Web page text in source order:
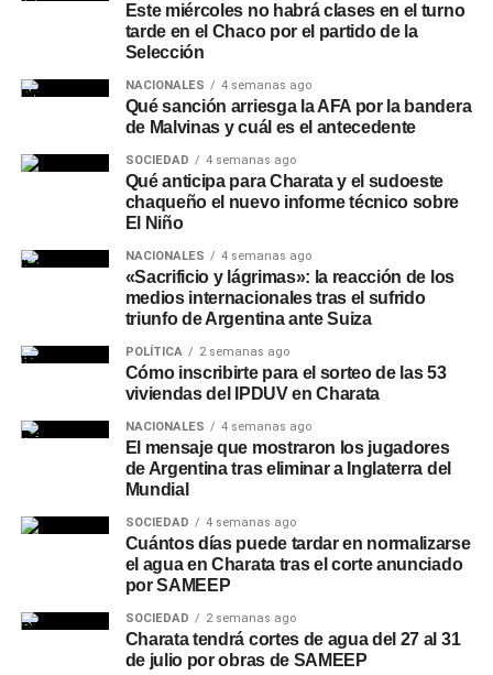
como ocurrió el 6 de marzo— los gremios chaqueños se
suman a la medida, y el argumento central de ese paro
restitución del FONID. Ese fondo representaba entre el
ocho y el quince por ciento del salario docente según la
especialmente en los distritos del norte, donde los
salarios base son más bajos y cualquier recorte sobre los
componentes complementarios agrava de manera
significativa el poder adquisitivo de los maestros. Para un
docente chaqueño con básico de inicio de carrera, la
pérdida del FONID no es un dato técnico: es plata que
falta todos los meses.
La salida de Baradel de SUTEBA no cambia esa
ecuación. Pero sí modifica el perfil del interlocutor que el
sindicalismo docente tendrá en la mesa de negociación
con el gobierno bonaerense y, por extensión, en la
CTERA. Torre deberá demostrar si puede mantener el
dos décadas, en un momento en que la conflictividad
salarial docente está lejos de estar resuelta y en que el
ciclo político que viene —el electoral de 2027— pone al
sindicalismo en un lugar central de la disputa por la
conducción del peronismo.
Este miércoles no habrá clases en el turno
tarde en el Chaco por el partido de la
Selección
NACIONALES 4 semanas ago
Qué sanción arriesga la AFA por la bandera
de Malvinas y cuál es el antecedente
SOCIEDAD 4 semanas ago
Qué anticipa para Charata y el sudoeste
chaqueño el nuevo informe técnico sobre
El Niño
NACIONALES 4 semanas ago
«Sacrificio y lágrimas»: la reacción de los
medios internacionales tras el sufrido
triunfo de Argentina ante Suiza
POLÍTICA 2 semanas ago
Cómo inscribirte para el sorteo de las 53
viviendas del IPDUV en Charata
NACIONALES 4 semanas ago
El mensaje que mostraron los jugadores
de Argentina tras eliminar a Inglaterra del
Mundial
SOCIEDAD 4 semanas ago
Cuántos días puede tardar en normalizarse
el agua en Charata tras el corte anunciado
por SAMEEP
SOCIEDAD 2 semanas ago
Charata tendrá cortes de agua del 27 al 31
de julio por obras de SAMEEP